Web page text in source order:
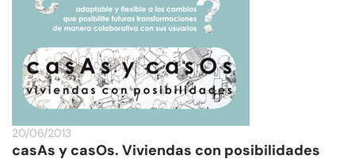
20/06/2013
casAs y casOs. Viviendas con posibilidades